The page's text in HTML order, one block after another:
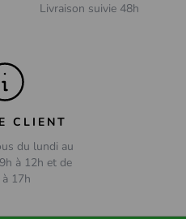
Livraison suivie 48h
CLIENT
du lundi au
à 12h et de
17h